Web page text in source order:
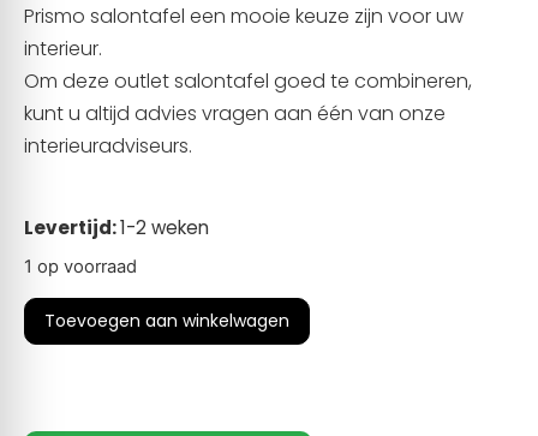
Prismo salontafel een mooie keuze zijn voor uw
interieur.
Om deze outlet salontafel goed te combineren,
kunt u altijd advies vragen aan één van onze
interieuradviseurs.
Levertijd:1-2 weken
1 op voorraad
Toevoegen aan winkelwagen